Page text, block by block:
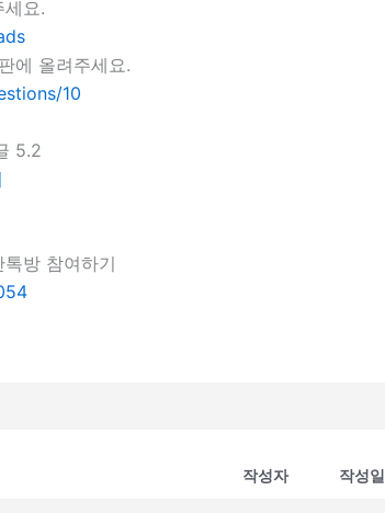
요.
에 올려주세요.
10
5.2
방 참여하기
작성자 작성일